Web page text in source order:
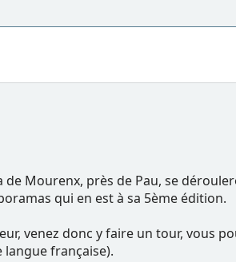
Mourenx, près de Pau, se
qui en est à sa 5ème édition.
venez donc y faire un tour, vous
langue française).